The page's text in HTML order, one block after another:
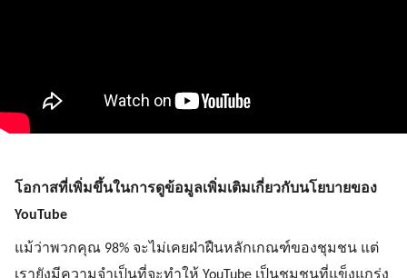
โอกาสที่เพิ่มขึ้นในการดูข้อมูลเพิ่มเติมเกี่ยวกับนโยบายของ
YouTube
แม้ว่าพวกคุณ 98% จะไม่เคยฝ่าฝืนหลักเกณฑ์ของชุมชน แต่